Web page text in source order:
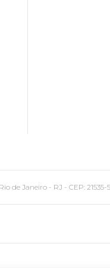
Janeiro - RJ - CEP: 21535-